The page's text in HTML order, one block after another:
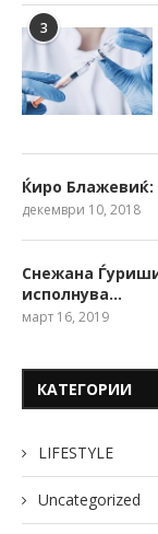
3
Ќиро
декември 10, 2018
Снежана
исполнува…
март 16, 2019
КАТЕГОРИИ
LIFESTYLE
Uncategorized